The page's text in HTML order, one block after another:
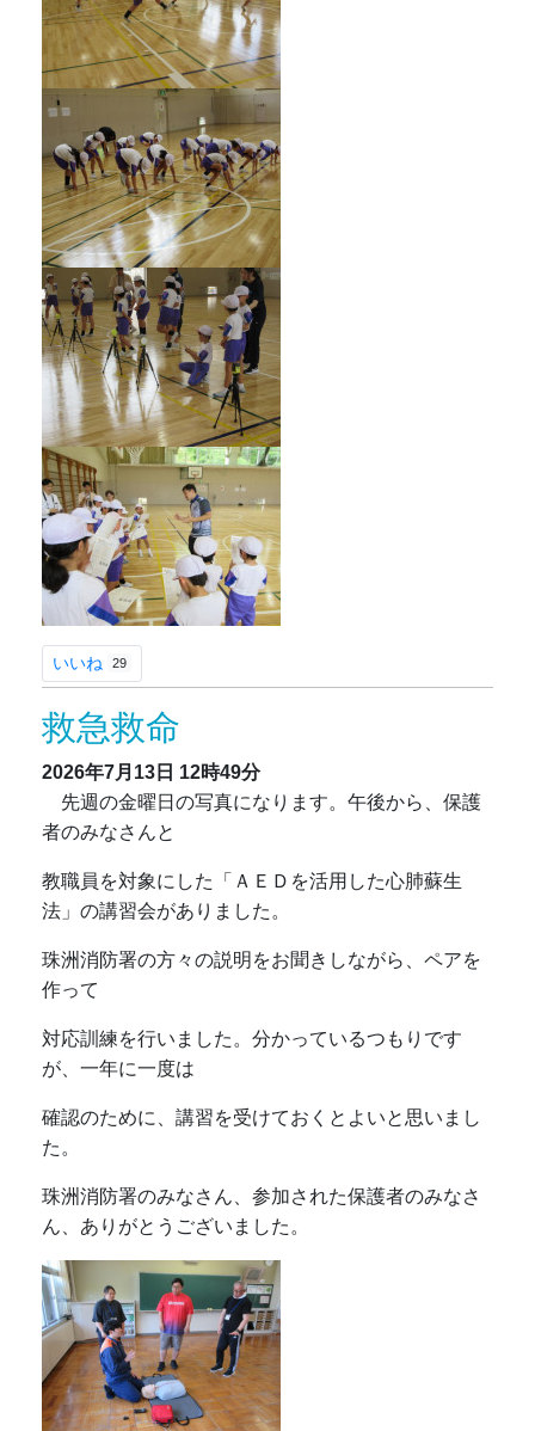
いいね 29
救急救命
2026年7月13日 12時49分
先週の金曜日の写真になります。午後から、保護
者のみなさんと
教職員を対象にした「ＡＥＤを活用した心肺蘇生
法」の講習会がありました。
珠洲消防署の方々の説明をお聞きしながら、ペアを
作って
対応訓練を行いました。分かっているつもりです
が、一年に一度は
確認のために、講習を受けておくとよいと思いまし
た。
珠洲消防署のみなさん、参加された保護者のみなさ
ん、ありがとうございました。